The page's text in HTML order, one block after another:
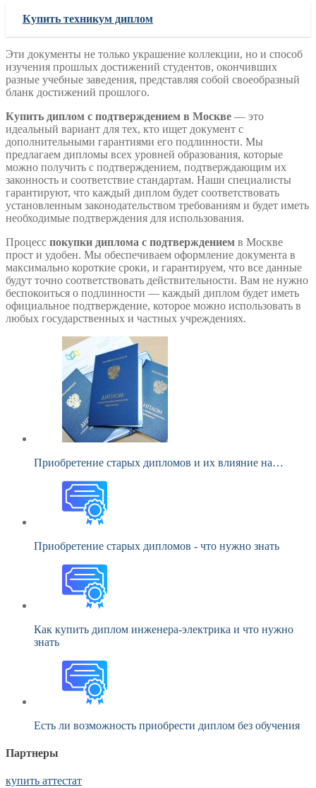
Купить техникум диплом
Эти документы не только украшение коллекции, но и способ
изучения прошлых достижений студентов, окончивших
разные учебные заведения, представляя собой своеобразный
бланк достижений прошлого.
Купить диплом с подтверждением в Москве — это
идеальный вариант для тех, кто ищет документ с
дополнительными гарантиями его подлинности. Мы
предлагаем дипломы всех уровней образования, которые
можно получить с подтверждением, подтверждающим их
законность и соответствие стандартам. Наши специалисты
гарантируют, что каждый диплом будет соответствовать
установленным законодательством требованиям и будет иметь
необходимые подтверждения для использования.
Процесс покупки диплома с подтверждением в Москве
прост и удобен. Мы обеспечиваем оформление документа в
максимально короткие сроки, и гарантируем, что все данные
будут точно соответствовать действительности. Вам не нужно
беспокоиться о подлинности — каждый диплом будет иметь
официальное подтверждение, которое можно использовать в
любых государственных и частных учреждениях.
Приобретение старых дипломов и их влияние на…
Приобретение старых дипломов - что нужно знать
Как купить диплом инженера-электрика и что нужно
знать
Есть ли возможность приобрести диплом без обучения
Партнеры
купить аттестат